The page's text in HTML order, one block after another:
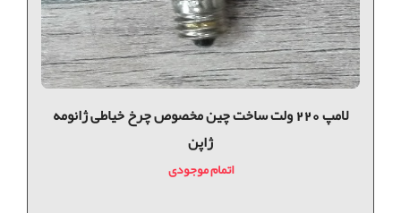
لامپ 220 ولت ساخت چین مخصوص چرخ خیاطی ژانومه
ژاپن
اتمام موجودی